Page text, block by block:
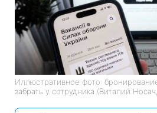
Иллюстративное фото:
забрать у сотрудника (Виталий